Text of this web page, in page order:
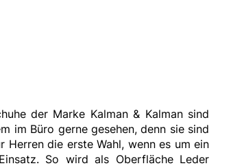
der Marke Kalman & Kalman sind
im Büro gerne gesehen, denn sie sind
die erste Wahl, wenn es um ein
So wird als Oberfläche Leder